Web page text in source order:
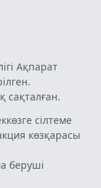
Ақпарат
сілтеме
көзқарасы
беруші